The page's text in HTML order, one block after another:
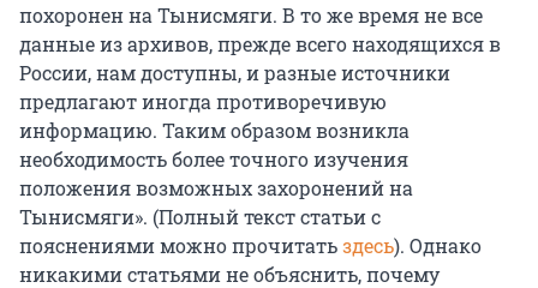
похоронен на Тынисмяги. В то же время не все
данные из архивов, прежде всего находящихся в
России, нам доступны, и разные источники
предлагают иногда противоречивую
информацию. Таким образом возникла
необходимость более точного изучения
положения возможных захоронений на
Тынисмяги». (Полный текст статьи с
пояснениями можно прочитатьздесь). Однако
никакими статьями не объяснить, почему